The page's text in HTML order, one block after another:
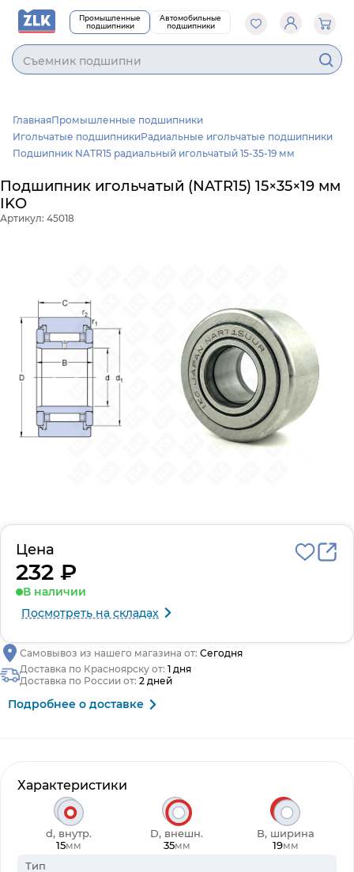
Промышленные
подшипники
Автомобильные
подшипники
Cъемник подшипнико
ГлавнаяПромышленные подшипники
Игольчатые подшипникиРадиальные игольчатые подшипники
Подшипник NATR15 радиальный игольчатый 15-35-19 мм
Подшипник игольчатый (NATR15) 15×35×19 мм
IKO
Артикул: 45018
Характеристики
d, внутр.
15мм
D, внешн.
35мм
B, ширина
19мм
Тип
Цена
232 ₽
В наличии
Посмотреть на складах
Самовывоз из нашего магазина от: Сегодня
Доставка по Красноярску от: 1 дня
Доставка по России от: 2 дней
Подробнее о доставке